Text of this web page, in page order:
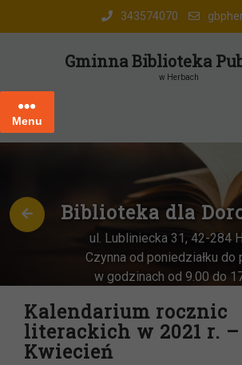
343574070
Gminna Biblioteka
w Herbach
Menu
Dorosłych
42-284 Herby
do piątku
13:00
Kalendarium rocznic
literackich w 2021 r. –
Kwiecień